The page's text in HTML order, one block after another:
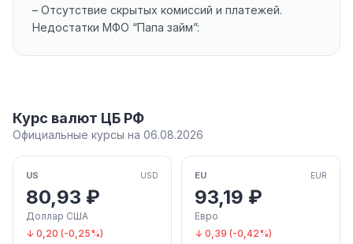
– Отсутствие скрытых комиссий и платежей.
Недостатки МФО “Папа займ”:
Курс валют ЦБ РФ
Официальные курсы на 06.08.2026
US USD
80,93 ₽
Доллар США
↓ 0,20 (-0,25%)
EU EUR
93,19 ₽
Евро
↓ 0,39 (-0,42%)